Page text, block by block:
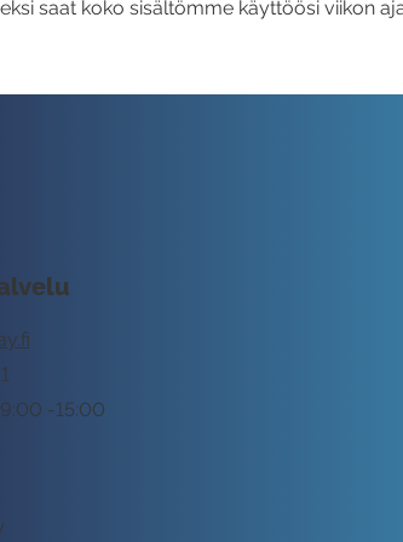
saat koko sisältömme käyttöösi viikon
-15:00